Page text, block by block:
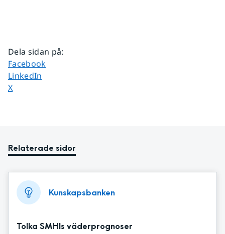
Dela sidan på:
Dela sidan på
Facebook
Dela sidan på
LinkedIn
Dela sidan på
X
Relaterade sidor
Kunskapsbanken
Tolka SMHIs väderprognoser